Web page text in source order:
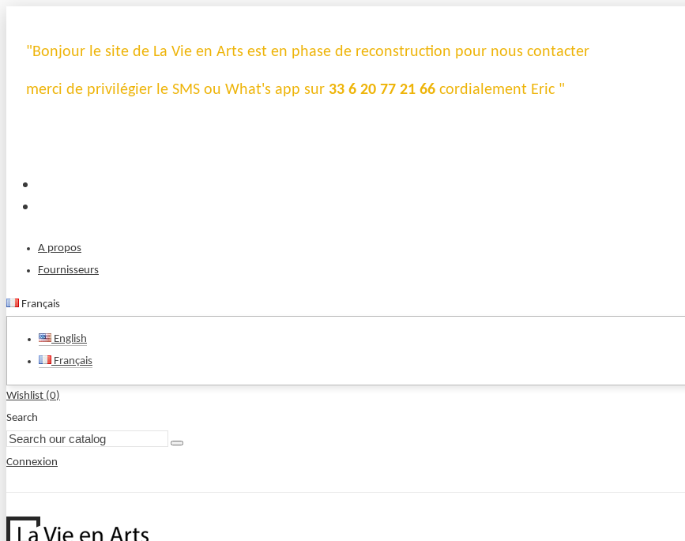
"Bonjour le site de La Vie en Arts est en phase de reconstruction pour nous contacter
merci de privilégier le SMS ou What's app sur 33 6 20 77 21 66 cordialement Eric "
A propos
Fournisseurs
Français
English
Français
Wishlist (0)
Search
Connexion